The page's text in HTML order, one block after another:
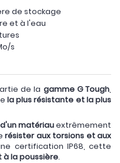
de stockage
et à l'eau
s
de la gamme G Tough,
la plus résistante et la plus
matériauextrêmement
résister aux torsions et aux
certification IP68, cette
la poussière.